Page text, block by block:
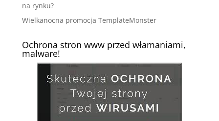
na rynku?
Wielkanocna promocja TemplateMonster
Ochrona stron www przed włamaniami,
malware!